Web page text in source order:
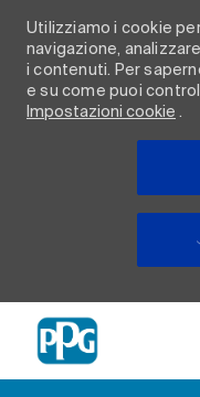
Utilizziamo i cookie
navigazione,
i contenuti. Per
e su come puoi
Impostazioni cookie .